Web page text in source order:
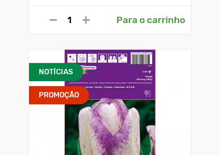
Para o carrinho
NOTÍCIAS
PROMOÇÃO